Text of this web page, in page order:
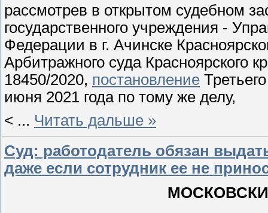
рассмотрев в открытом судебном
государственного учреждения -
Федерации в г. Ачинске
Арбитражного суда Красноярского
18450/2020, постановление
июня 2021 года по тому же делу,
< ... Читать дальше »
Суд: работодатель обязан
даже если сотрудник ее не